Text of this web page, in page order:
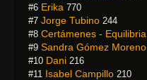
#6 Erika 770
#7 Jorge Tubino 244
#8 Certámenes - Equilibria
#9 Sandra Gómez Moreno
#10 Dani 216
#11 Isabel Campillo 210